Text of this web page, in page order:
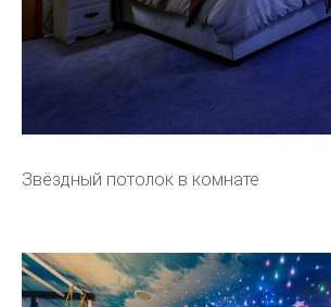
Звёздный потолок в комнате